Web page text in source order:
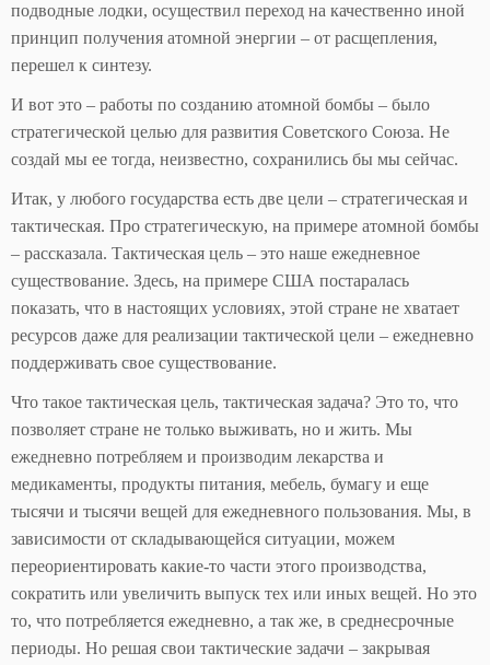
подводные лодки, осуществил переход на качественно иной
принцип получения атомной энергии – от расщепления,
перешел к синтезу.
И вот это – работы по созданию атомной бомбы – было
стратегической целью для развития Советского Союза. Не
создай мы ее тогда, неизвестно, сохранились бы мы сейчас.
Итак, у любого государства есть две цели – стратегическая и
тактическая. Про стратегическую, на примере атомной бомбы
– рассказала. Тактическая цель – это наше ежедневное
существование. Здесь, на примере США постаралась
показать, что в настоящих условиях, этой стране не хватает
ресурсов даже для реализации тактической цели – ежедневно
поддерживать свое существование.
Что такое тактическая цель, тактическая задача? Это то, что
позволяет стране не только выживать, но и жить. Мы
ежедневно потребляем и производим лекарства и
медикаменты, продукты питания, мебель, бумагу и еще
тысячи и тысячи вещей для ежедневного пользования. Мы, в
зависимости от складывающейся ситуации, можем
переориентировать какие-то части этого производства,
сократить или увеличить выпуск тех или иных вещей. Но это
то, что потребляется ежедневно, а так же, в среднесрочные
периоды. Но решая свои тактические задачи – закрывая